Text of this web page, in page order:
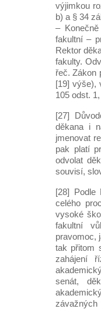
výjimkou
b) a § 34
–
fakultní –
Rektor
fakulty.
řeč. Zákon
[19] výše),
105 odst.
[27]
děkana i
jmenovat
pak platí
odvolat
souvisí,
[28] Podle
celého
vysoké
fakultní
pravomoc,
tak přitom
zahájení
senát,